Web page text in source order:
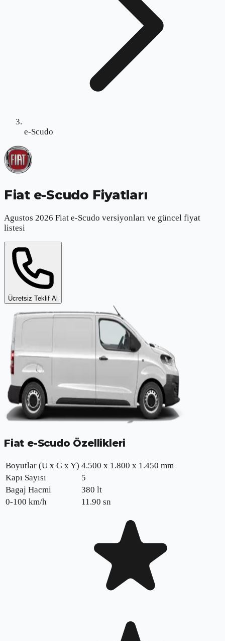
e-Scudo
Fiat e-Scudo Fiyatları
Agustos 2026 Fiat e-Scudo versiyonları ve güncel fiyat
listesi
Ücretsiz Teklif Al
Fiat e-Scudo Özellikleri
Boyutlar (U x G x Y) 4.500 x 1.800 x 1.450 mm
Kapı Sayısı
5
Bagaj Hacmi
380 lt
0-100 km/h
11.90 sn